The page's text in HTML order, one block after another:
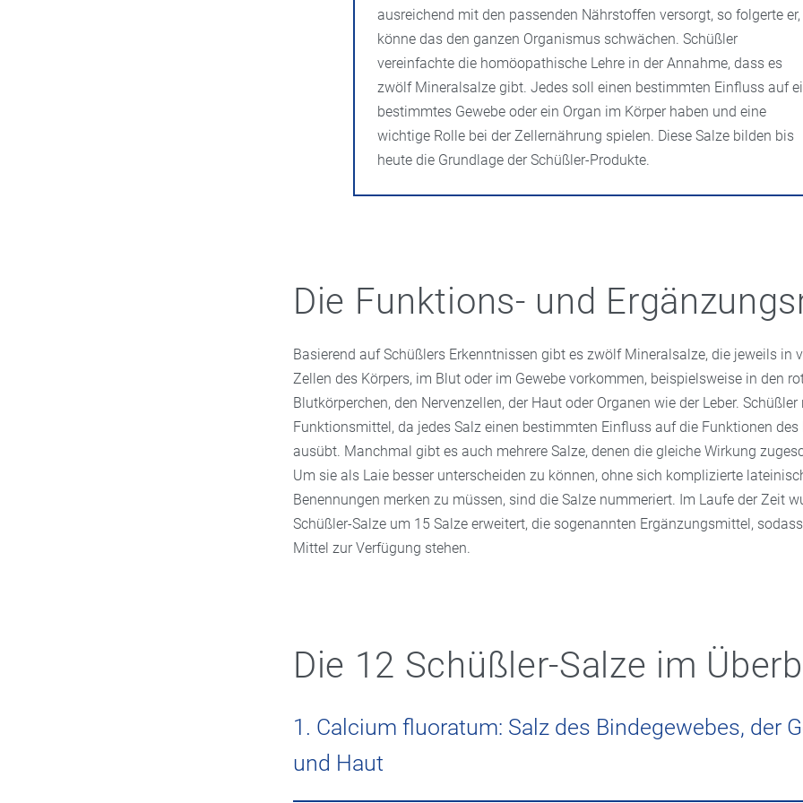
ausreichend mit den passenden Nährstoffen versorgt, so folgerte er,
könne das den ganzen Organismus schwächen. Schüßler
vereinfachte die homöopathische Lehre in der Annahme, dass es
zwölf Mineralsalze gibt. Jedes soll einen bestimmten Einfluss auf
bestimmtes Gewebe oder ein Organ im Körper haben und eine
wichtige Rolle bei der Zellernährung spielen. Diese Salze bilden bis
heute die Grundlage der Schüßler-Produkte.
Die Funktions- und
Basierend auf Schüßlers Erkenntnissen gibt es zwölf Mineralsalze, die jeweils in
Zellen des Körpers, im Blut oder im Gewebe vorkommen, beispielsweise in den
Blutkörperchen, den Nervenzellen, der Haut oder Organen wie der Leber. Schüßler
Funktionsmittel, da jedes Salz einen bestimmten Einfluss auf die Funktionen des
ausübt. Manchmal gibt es auch mehrere Salze, denen die gleiche Wirkung
Um sie als Laie besser unterscheiden zu können, ohne sich komplizierte
Benennungen merken zu müssen, sind die Salze nummeriert. Im Laufe der Zeit
Schüßler-Salze um 15 Salze erweitert, die sogenannten Ergänzungsmittel,
Mittel zur Verfügung stehen.
Die 12 Schüßler-Salze im
1. Calcium fluoratum: Salz des Bindegewebes, der
und Haut